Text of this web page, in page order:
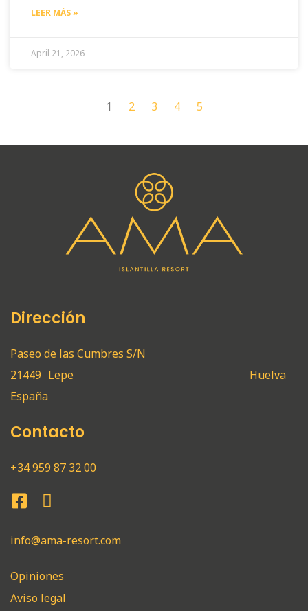
LEER MÁS »
April 21, 2026
1 2 3 4 5
Dirección
Paseo de las Cumbres S/N
21449 Lepe
Huelva
España
Contacto
+34 959 87 32 00
info@ama-resort.com
Opiniones
Aviso legal